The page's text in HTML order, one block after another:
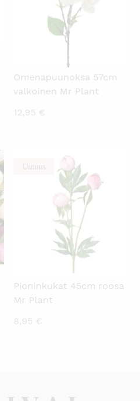
Omenapuunoksa 57cm
valkoinen Mr Plant
12,95 €
UutuusKATSO PIKANÄKYMÄ
Pioninkukat 45cm roosa
Mr Plant
8,95 €